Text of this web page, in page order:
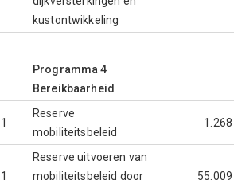
kustontwikkeling
Programma 4
Bereikbaarheid
Reserve
mobiliteitsbeleid
1.268
Reserve uitvoeren van
mobiliteitsbeleid door
55.009